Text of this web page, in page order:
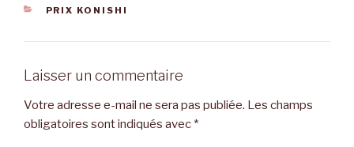
CATÉGORIES
PRIX KONISHI
Laisser un commentaire
Votre adresse e-mail ne sera pas publiée. Les champs
obligatoires sont indiqués avec *